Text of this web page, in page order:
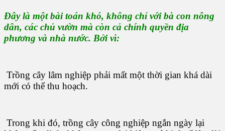
Đây là một bài toán khó, không chỉ với bà con nông
dân, các chủ vườn mà còn cả chính quyền địa
phương và nhà nước. Bởi vì:
Trồng cây lâm nghiệp phải mất một thời gian khá dài
mới có thể thu hoạch.
Trong khi đó, trồng cây công nghiệp ngắn ngày lại